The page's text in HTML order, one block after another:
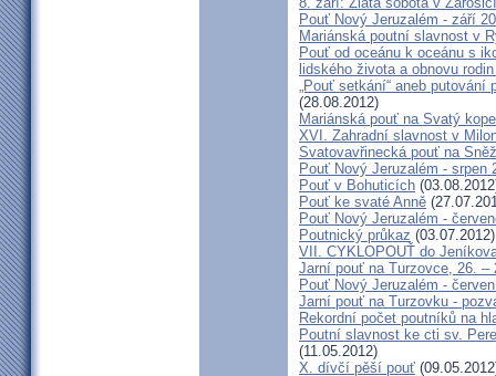
Pouť Nový Jeruzalém - září
Mariánská poutní slavnost v
Pouť od oceánu k oceánu s
lidského života a obnovu
„Pouť setkání“ aneb putování
(28.08.2012)
Mariánská pouť na Svatý
XVI. Zahradní slavnost v
Svatovavřinecká pouť na
Pouť Nový Jeruzalém - srpen
Pouť v Bohuticích
Pouť ke svaté Anně
Pouť Nový Jeruzalém -
Poutnický průkaz (03.07.2012)
VII. CYKLOPOUŤ do
Jarní pouť na Turzovce, 26. –
Pouť Nový Jeruzalém -
Jarní pouť na Turzovku -
Rekordní počet poutníků na
Poutní slavnost ke cti sv.
(11.05.2012)
X. dívčí pěší pouť